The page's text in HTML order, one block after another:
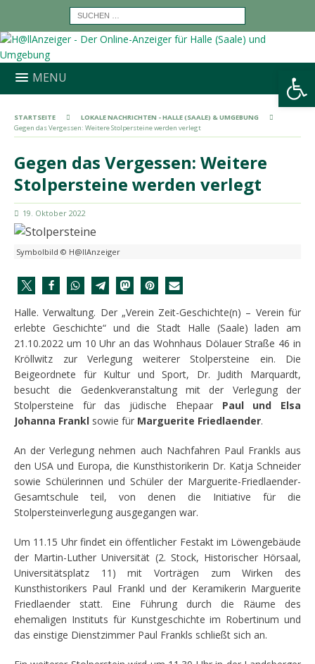
Werkzeugleiste öffnen
MENU
STARTSEITE
LOKALE NACHRICHTEN - HALLE (SAALE) & UMGEBUNG
Gegen das Vergessen: Weitere Stolpersteine werden verlegt
Gegen das Vergessen: Weitere
Stolpersteine werden verlegt
19. Oktober 2022
Symbolbild © H@llAnzeiger
Halle. Verwaltung. Der „Verein Zeit-Geschichte(n) – Verein für
erlebte Geschichte“ und die Stadt Halle (Saale) laden am
21.10.2022 um 10 Uhr an das Wohnhaus Dölauer Straße 46 in
Kröllwitz zur Verlegung weiterer Stolpersteine ein. Die
Beigeordnete für Kultur und Sport, Dr. Judith Marquardt,
besucht die Gedenkveranstaltung mit der Verlegung der
Stolpersteine für das jüdische EhepaarPaul und Elsa
Johanna Frankl sowie für Marguerite Friedlaender.
An der Verlegung nehmen auch Nachfahren Paul Frankls aus
den USA und Europa, die Kunsthistorikerin Dr. Katja Schneider
sowie Schülerinnen und Schüler der Marguerite-Friedlaender-
Gesamtschule teil, von denen die Initiative für die
Stolpersteinverlegung ausgegangen war.
Um 11.15 Uhr findet ein öffentlicher Festakt im Löwengebäude
der Martin-Luther Universität (2. Stock, Historischer Hörsaal,
Universitätsplatz 11) mit Vorträgen zum Wirken des
Kunsthistorikers Paul Frankl und der Keramikerin Marguerite
Friedlaender statt. Eine Führung durch die Räume des
ehemaligen Instituts für Kunstgeschichte im Robertinum und
das einstige Dienstzimmer Paul Frankls schließt sich an.